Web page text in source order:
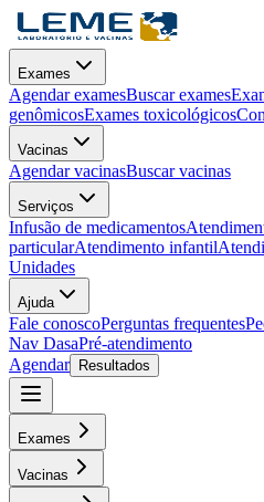
Exames
Agendar examesBuscar exames
genômicosExames toxicológicos
Vacinas
Agendar vacinasBuscar vacinas
Serviços
Infusão de medicamentos
particularAtendimento infantil
Unidades
Ajuda
Fale conoscoPerguntas frequentes
Nav DasaPré-atendimento
Agendar
Resultados
Exames
Vacinas